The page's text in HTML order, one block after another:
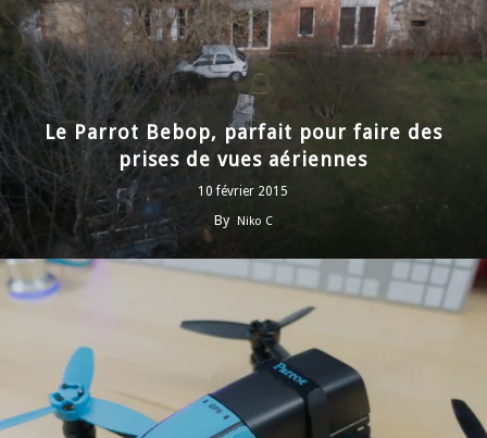
Le Parrot Bebop, parfait pour faire des
prises de vues aériennes
10 février 2015
By Niko C